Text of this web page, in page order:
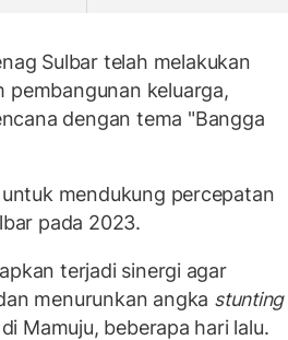
Sulbar telah melakukan
pembangunan keluarga,
dengan tema "Bangga
mendukung percepatan
pada 2023.
terjadi sinergi agar
menurunkan angka stunting
Mamuju, beberapa hari lalu.